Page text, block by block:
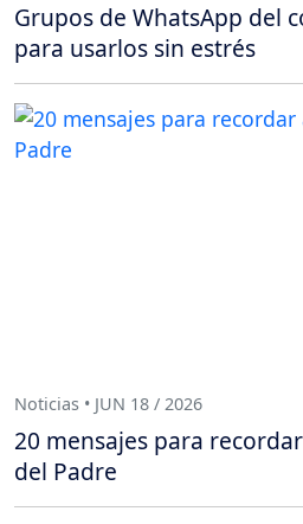
Grupos de WhatsApp del
para usarlos sin estrés
Noticias • JUN 18 / 2026
20 mensajes para
del Padre